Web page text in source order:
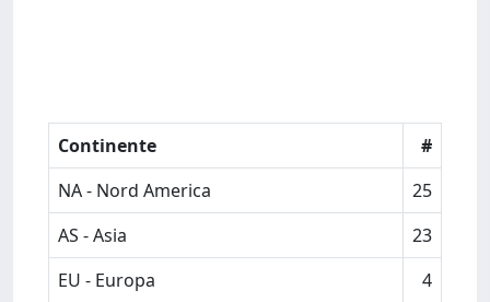
Continente
#
NA - Nord America
25
AS - Asia
23
EU - Europa
4